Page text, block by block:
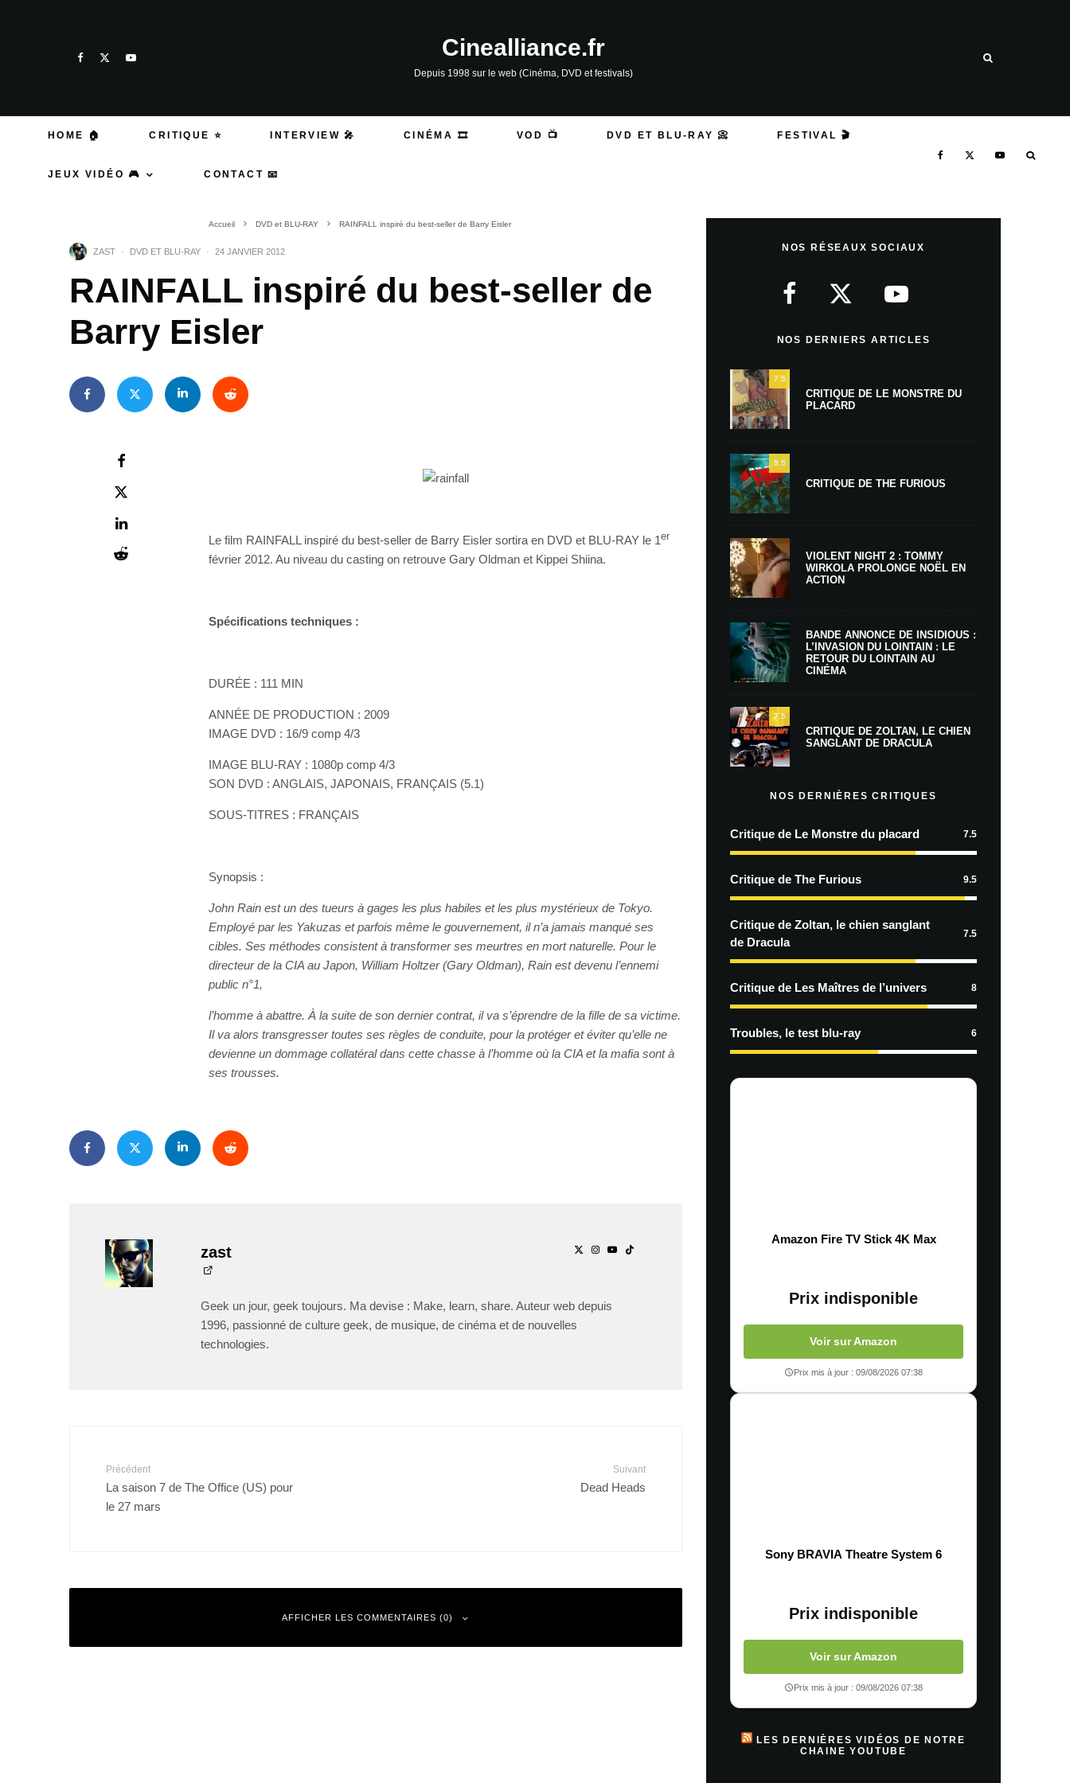
Cinealliance.fr
Depuis 1998 sur le web (Cinéma, DVD et festivals)
HOME 🏠 CRITIQUE ⭐ INTERVIEW 🎤 CINÉMA 🎞️ VOD 📺 DVD ET BLU-RAY 📀 FESTIVAL 🎬
JEUX VIDÉO 🎮 CONTACT 📧
Accueil DVD et BLU-RAY RAINFALL inspiré du best-seller de Barry Eisler
ZAST · DVD ET BLU-RAY · 24 JANVIER 2012
RAINFALL inspiré du best-seller de
Barry Eisler
Le film RAINFALL inspiré du best-seller de Barry Eisler sortira en DVD et BLU-RAY le 1er
février 2012. Au niveau du casting on retrouve Gary Oldman et Kippei Shiina.
Spécifications techniques :
DURÉE : 111 MIN
ANNÉE DE PRODUCTION : 2009
IMAGE DVD : 16/9 comp 4/3
IMAGE BLU-RAY : 1080p comp 4/3
SON DVD : ANGLAIS, JAPONAIS, FRANÇAIS (5.1)
SOUS-TITRES : FRANÇAIS
Synopsis :
John Rain est un des tueurs à gages les plus habiles et les plus mystérieux de Tokyo.
Employé par les Yakuzas et parfois même le gouvernement, il n’a jamais manqué ses
cibles. Ses méthodes consistent à transformer ses meurtres en mort naturelle. Pour le
directeur de la CIA au Japon, William Holtzer (Gary Oldman), Rain est devenu l’ennemi
public n°1,
l’homme à abattre. À la suite de son dernier contrat, il va s’éprendre de la fille de sa victime.
Il va alors transgresser toutes ses règles de conduite, pour la protéger et éviter qu’elle ne
devienne un dommage collatéral dans cette chasse à l’homme où la CIA et la mafia sont à
ses trousses.
zast
Geek un jour, geek toujours. Ma devise : Make, learn, share. Auteur web depuis
1996, passionné de culture geek, de musique, de cinéma et de nouvelles
technologies.
Précédent
La saison 7 de The Office (US) pour
le 27 mars
Suivant
Dead Heads
AFFICHER LES COMMENTAIRES (0)
NOS RÉSEAUX SOCIAUX
NOS DERNIERS ARTICLES
7.5
CRITIQUE DE LE MONSTRE DU
PLACARD
9.5
CRITIQUE DE THE FURIOUS
VIOLENT NIGHT 2 : TOMMY
WIRKOLA PROLONGE NOËL EN
ACTION
BANDE ANNONCE DE INSIDIOUS :
L’INVASION DU LOINTAIN : LE
RETOUR DU LOINTAIN AU
CINÉMA
7.5
CRITIQUE DE ZOLTAN, LE CHIEN
SANGLANT DE DRACULA
NOS DERNIÈRES CRITIQUES
Critique de Le Monstre du placard 7.5
Critique de The Furious 9.5
Critique de Zoltan, le chien sanglant
de Dracula
7.5
Critique de Les Maîtres de l’univers 8
Troubles, le test blu-ray 6
Amazon Fire TV Stick 4K Max
Prix indisponible
Voir sur Amazon
Prix mis à jour : 09/08/2026 07:38
Sony BRAVIA Theatre System 6
Prix indisponible
Voir sur Amazon
Prix mis à jour : 09/08/2026 07:38
LES DERNIÈRES VIDÉOS DE NOTRE
CHAINE YOUTUBE